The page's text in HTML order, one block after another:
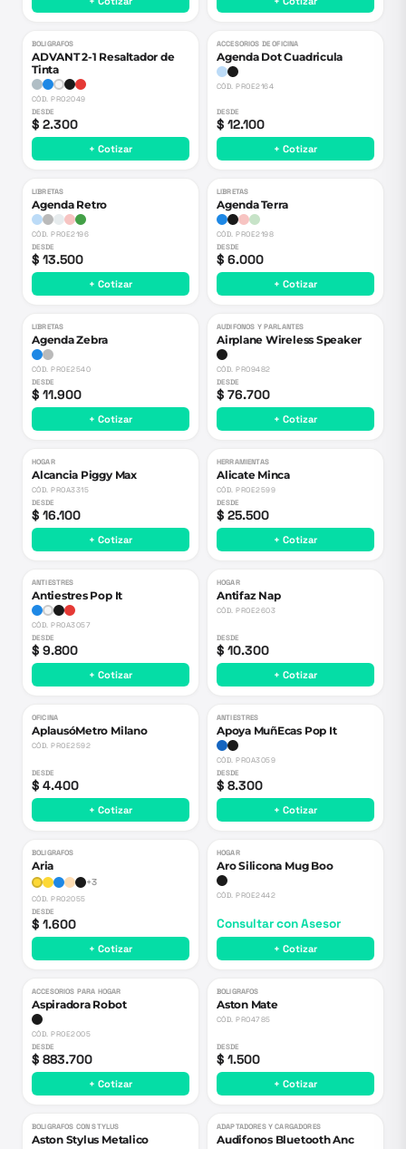
BOLIGRAFOS
ADVANT 2-1 Resaltador de
Tinta
CÓD.PRO2049
DESDE
$ 2.300
+ Cotizar
ACCESORIOS DE OFICINA
Agenda Dot Cuadricula
CÓD.PROE2164
DESDE
$ 12.100
+ Cotizar
LIBRETAS
Agenda Retro
CÓD.PROE2196
DESDE
$ 13.500
+ Cotizar
LIBRETAS
Agenda Terra
CÓD.PROE2198
DESDE
$ 6.000
+ Cotizar
LIBRETAS
Agenda Zebra
CÓD.PROE2540
DESDE
$ 11.900
+ Cotizar
AUDIFONOS Y PARLANTES
Airplane Wireless Speaker
CÓD.PRO9482
DESDE
$ 76.700
+ Cotizar
HOGAR
Alcancia Piggy Max
CÓD.PROA3315
DESDE
$ 16.100
+ Cotizar
HERRAMIENTAS
Alicate Minca
CÓD.PROE2599
DESDE
$ 25.500
+ Cotizar
ANTIESTRES
Antiestres Pop It
CÓD.PROA3057
DESDE
$ 9.800
+ Cotizar
HOGAR
Antifaz Nap
CÓD.PROE2603
DESDE
$ 10.300
+ Cotizar
OFICINA
AplausóMetro Milano
CÓD.PROE2592
DESDE
$ 4.400
+ Cotizar
ANTIESTRES
Apoya MuñEcas Pop It
CÓD.PROA3059
DESDE
$ 8.300
+ Cotizar
BOLIGRAFOS
Aria
+3
CÓD.PRO2055
DESDE
$ 1.600
+ Cotizar
HOGAR
Aro Silicona Mug Boo
CÓD.PROE2442
Consultar con Asesor
+ Cotizar
ACCESORIOS PARA HOGAR
Aspiradora Robot
CÓD.PROE2005
DESDE
$ 883.700
+ Cotizar
BOLIGRAFOS
Aston Mate
CÓD.PRO4785
DESDE
$ 1.500
+ Cotizar
BOLIGRAFOS CON STYLUS
Aston Stylus Metalico
ADAPTADORES Y CARGADORES
Audifonos Bluetooth Anc